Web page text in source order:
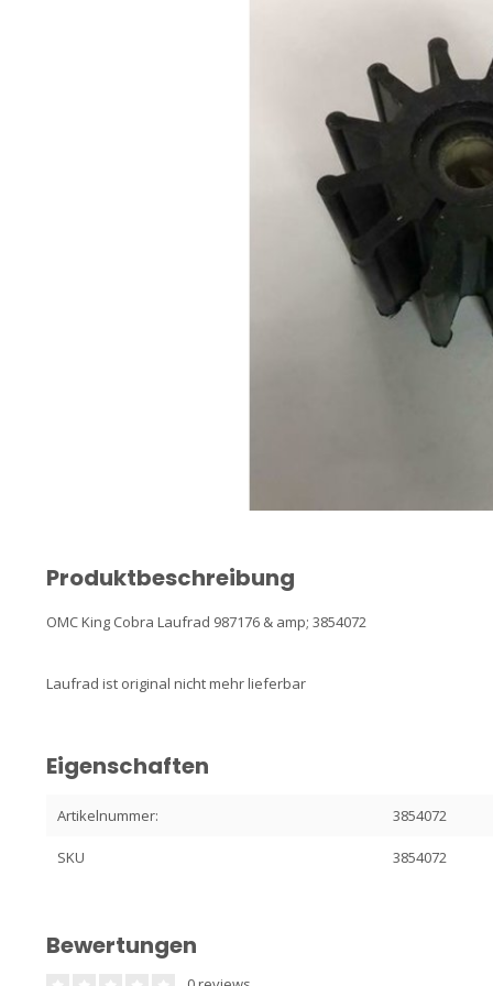
Produktbeschreibung
OMC King Cobra Laufrad 987176 & amp; 3854072
Laufrad ist original nicht mehr lieferbar
Eigenschaften
Artikelnummer: 3854072
SKU 3854072
Bewertungen